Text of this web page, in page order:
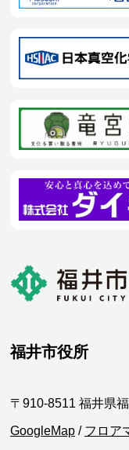
福井市役所
〒910-8511 福井県
GoogleMap / フロア